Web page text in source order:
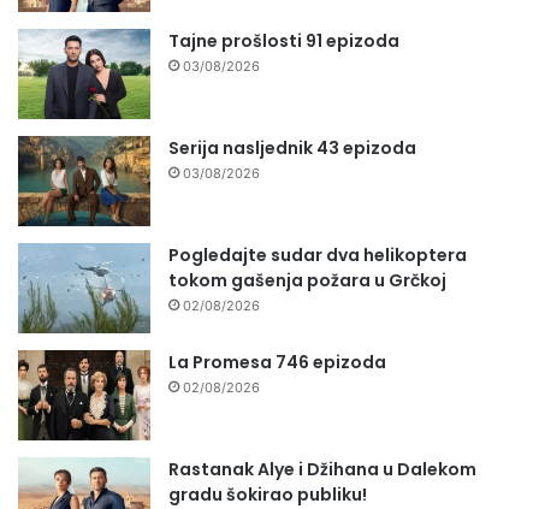
Tajne prošlosti 91 epizoda
03/08/2026
Serija nasljednik 43 epizoda
03/08/2026
Pogledajte sudar dva helikoptera
tokom gašenja požara u Grčkoj
02/08/2026
La Promesa 746 epizoda
02/08/2026
Rastanak Alye i Džihana u Dalekom
gradu šokirao publiku!